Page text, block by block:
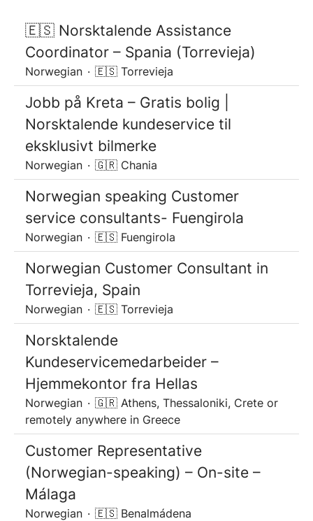
🇪🇸 Norsktalende Assistance
Coordinator – Spania (Torrevieja)
Norwegian · 🇪🇸 Torrevieja
Jobb på Kreta – Gratis bolig |
Norsktalende kundeservice til
eksklusivt bilmerke
Norwegian · 🇬🇷 Chania
Norwegian speaking Customer
service consultants- Fuengirola
Norwegian · 🇪🇸 Fuengirola
Norwegian Customer Consultant in
Torrevieja, Spain
Norwegian · 🇪🇸 Torrevieja
Norsktalende
Kundeservicemedarbeider –
Hjemmekontor fra Hellas
Norwegian · 🇬🇷 Athens, Thessaloniki, Crete or
remotely anywhere in Greece
Customer Representative
(Norwegian-speaking) – On-site –
Málaga
Norwegian · 🇪🇸 Benalmádena